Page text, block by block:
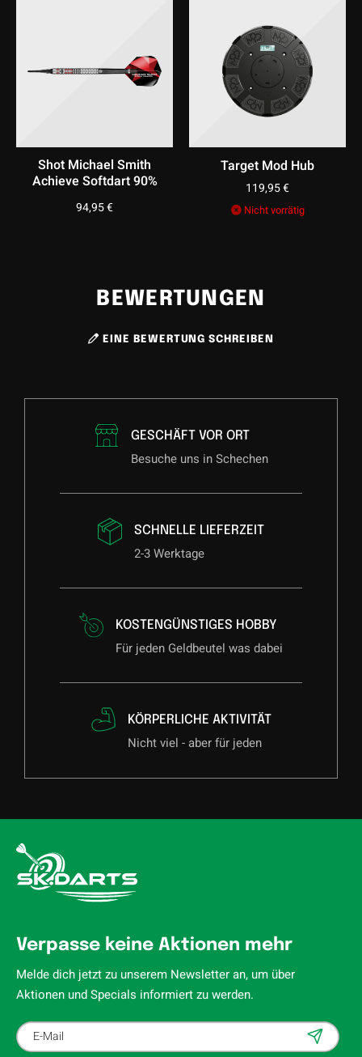
Shot Michael Smith
Achieve Softdart 90%
94,95€
Target Mod Hub
119,95€
Nicht vorrätig
BEWERTUNGEN
EINE BEWERTUNG SCHREIBEN
GESCHÄFT VOR ORT
Besuche uns in Schechen
SCHNELLE LIEFERZEIT
2-3 Werktage
KOSTENGÜNSTIGES HOBBY
Für jeden Geldbeutel was dabei
KÖRPERLICHE AKTIVITÄT
Nicht viel - aber für jeden
Verpasse keine Aktionen mehr
Melde dich jetzt zu unserem Newsletter an, um über
Aktionen und Specials informiert zu werden.